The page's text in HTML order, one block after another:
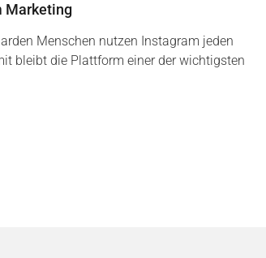
Marketing
Menschen nutzen Instagram jeden
bleibt die Plattform einer der wichtigsten